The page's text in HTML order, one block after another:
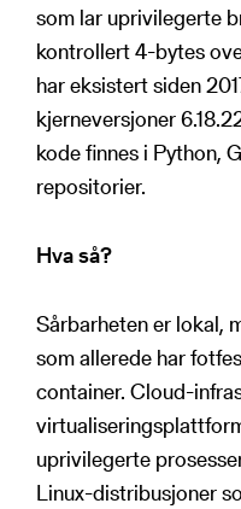
som lar uprivilegerte
kontrollert 4-bytes
har eksistert siden
kjerneversjoner
kode finnes i Python,
repositorier.
Hva så?
Sårbarheten er lokal,
som allerede har
container. Cloud-
uprivilegerte
Linux-distribusjoner